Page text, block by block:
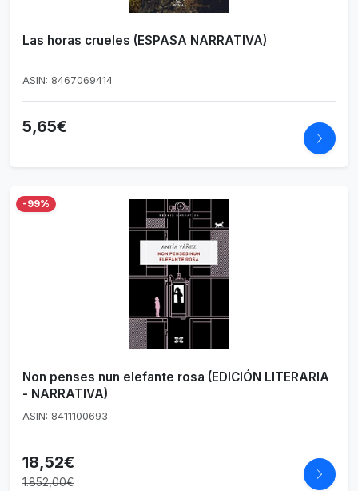
Las horas crueles (ESPASA NARRATIVA)
ASIN: 8467069414
5,65€
-99%
Non penses nun elefante rosa (EDICIÓN LITERARIA
- NARRATIVA)
ASIN: 8411100693
18,52€
1.852,00€